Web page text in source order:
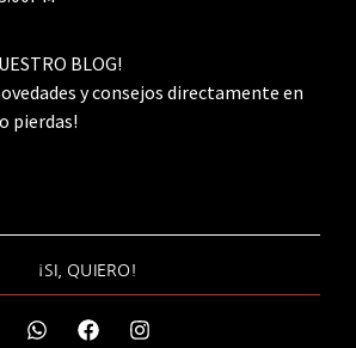
BLOG!
y consejos directamente en
pierdas!
¡SI, QUIERO!